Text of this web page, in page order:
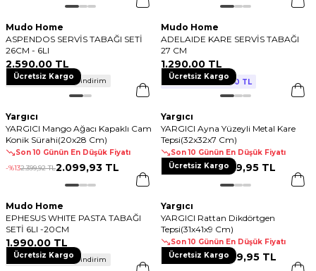
Mudo Home
ASPENDOS SERVİS TABAĞI SETİ
26CM - 6LI
2.590,00 TL
800 TL ve Üzerine %50 İndirim
Mudo Home
ADELAIDE KARE SERVİS TABAĞI
27 CM
1.290,00 TL
1.290, 00 TL
Ücretsiz Kargo
Yargıcı
YARGICI Mango Ağacı Kapaklı Cam
Konik Sürahi(20x28 Cm)
Son 10 Günün En Düşük Fiyatı
-%132.399,92 TL2.099,93 TL
Ücretsiz Kargo
Yargıcı
YARGICI Ayna Yüzeyli Metal Kare
Tepsi(32x32x7 Cm)
Son 10 Günün En Düşük Fiyatı
383.999,92 TL2.499,95 TL
Mudo Home
EPHESUS WHITE PASTA TABAĞI
SETİ 6LI -20CM
1.990,00 TL
800 TL ve Üzerine %50 İndirim
Ücretsiz Kargo
Yargıcı
YARGICI Rattan Dikdörtgen
Tepsi(31x41x9 Cm)
Son 10 Günün En Düşük Fiyatı
384.799,92 TL2.999,95 TL
Ücretsiz Kargo Ücretsiz Kargo